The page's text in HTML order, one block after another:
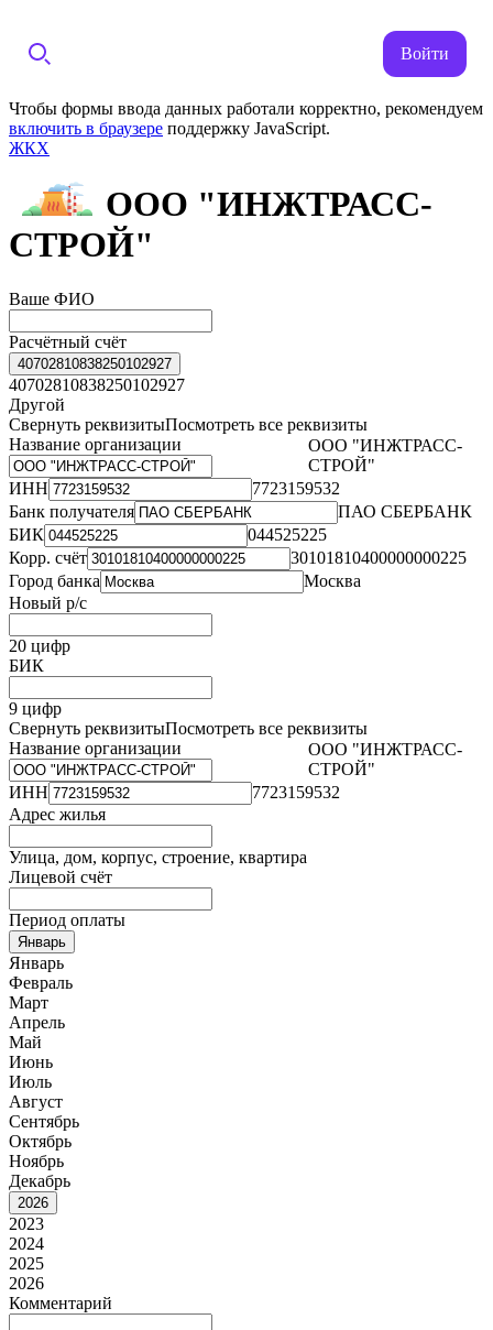
Войти
Чтобы формы ввода данных работали корректно, рекомендуем
включить в браузере поддержку JavaScript.
ЖКХ
ООО "ИНЖТРАСС-
СТРОЙ"
Ваше ФИО
Расчётный счёт
40702810838250102927
40702810838250102927
Другой
Свернуть реквизитыПосмотреть все реквизиты
Название организации
ООО "ИНЖТРАСС-
СТРОЙ"
ИНН
7723159532
Банк получателя
ПАО СБЕРБАНК
БИК
044525225
Корр. счёт
30101810400000000225
Город банка
Москва
Новый р/с
20 цифр
БИК
9 цифр
Свернуть реквизитыПосмотреть все реквизиты
Название организации
ООО "ИНЖТРАСС-
СТРОЙ"
ИНН
7723159532
Адрес жилья
Улица, дом, корпус, строение, квартира
Лицевой счёт
Период оплаты
Январь
Январь
Февраль
Март
Апрель
Май
Июнь
Июль
Август
Сентябрь
Октябрь
Ноябрь
Декабрь
2026
2023
2024
2025
2026
Комментарий